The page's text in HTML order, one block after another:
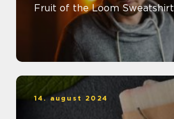
Fruit of the Loom Sweatshirt
14. august 2024